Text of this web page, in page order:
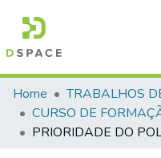
Communities & Collections
All of DSpace
Home